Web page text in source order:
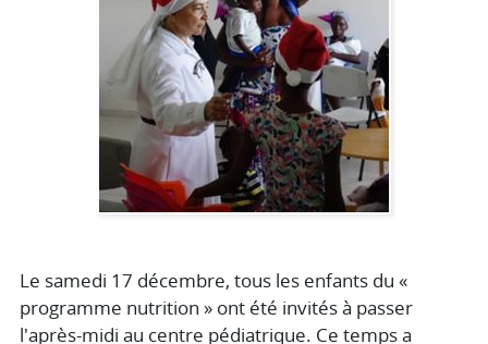
Le samedi 17 décembre, tous les enfants du «
programme nutrition » ont été invités à passer
l'après-midi au centre pédiatrique. Ce temps a